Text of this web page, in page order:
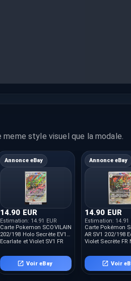
style visuel que la modale.
Annonce eBay
14.90 EUR
Estimation: 14.91 EUR
Carte Pokemon SCOVILAIN
202/198 Holo Secrète EV1
Ecarlate et Violet SV1 FR
Voir eBay
Annonce eBay
14.90 EUR
Estimation: 14.91
Carte Pokémon
AR SV1 202/198
Violet Secrète FR
Voir